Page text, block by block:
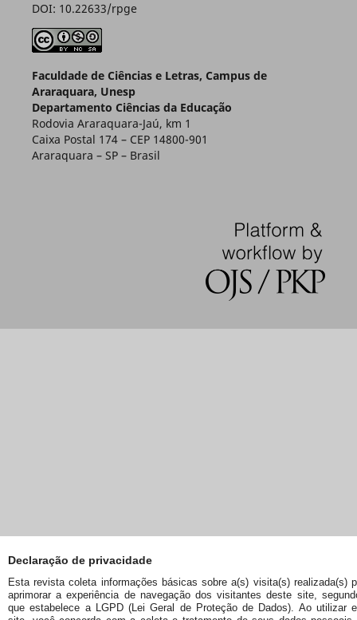
Declaração de privacidade
Esta revista coleta informações básicas sobre a(s) visita(s) realizada(s)
aprimorar a experiência de navegação dos visitantes deste site,
que estabelece a LGPD (Lei Geral de Proteção de Dados). Ao utilizar
DOI: 10.22633/rpge
Faculdade de Ciências e Letras, Campus de
Araraquara, Unesp
Departamento Ciências da Educação
Rodovia Araraquara-Jaú, km 1
Caixa Postal 174 – CEP 14800-901
Araraquara – SP – Brasil